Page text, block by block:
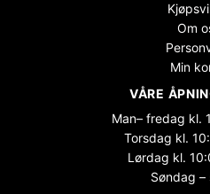
Om
Min
VÅRE
Man– fredag kl.
Torsdag kl.
Lørdag kl.
Søndag